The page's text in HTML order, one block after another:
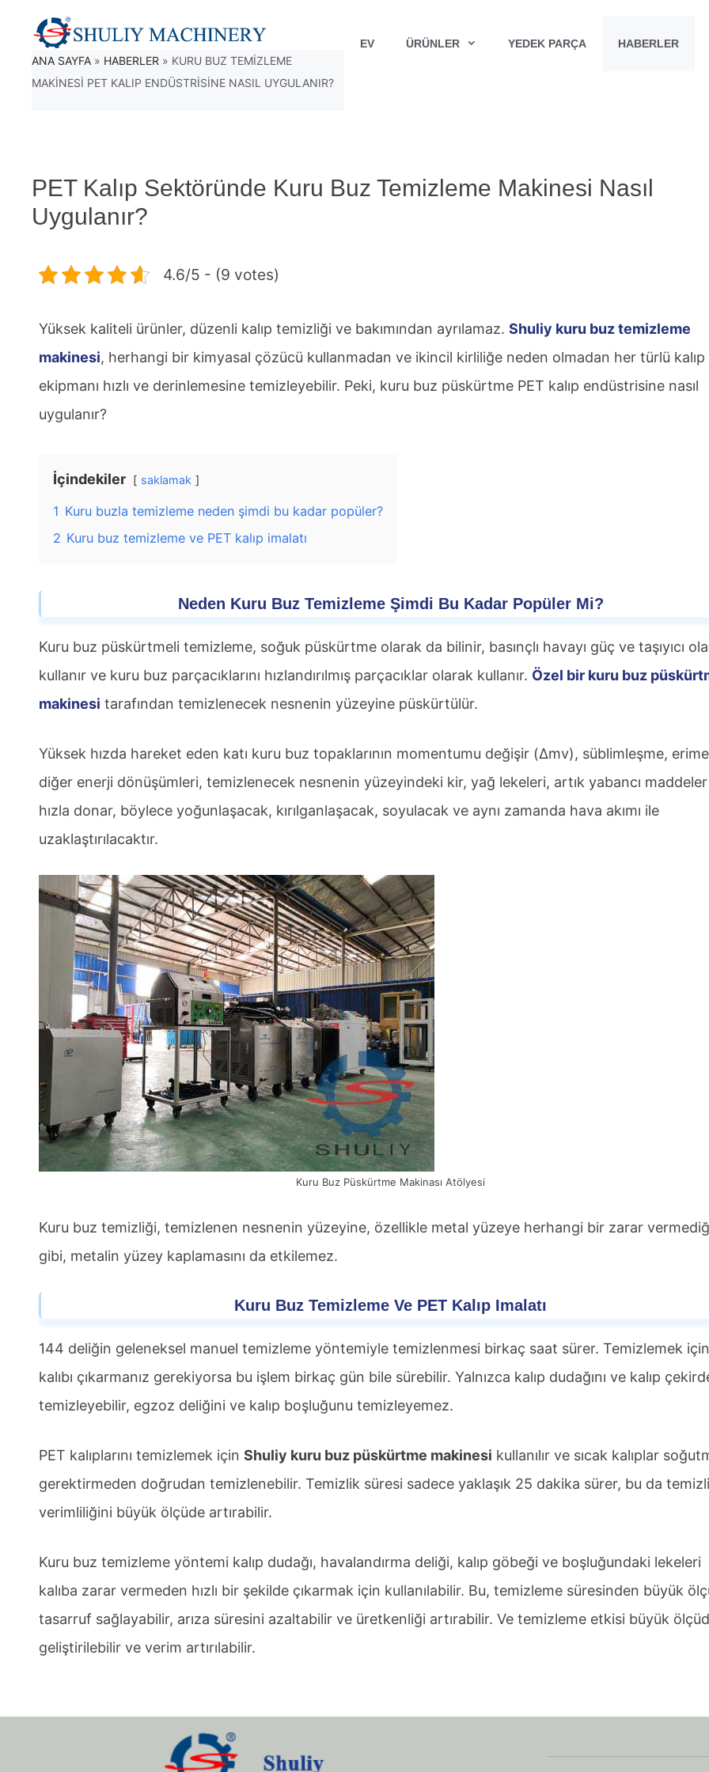
EV ÜRÜNLER YEDEK PARÇA HABERLER
ANA SAYFA » HABERLER » KURU BUZ TEMIZLEME
MAKINESI PET KALIP ENDÜSTRISINE NASIL UYGULANIR?
PET Kalıp Sektöründe Kuru Buz Temizleme Makinesi Nasıl
Uygulanır?
4.6/5 - (9 votes)
Yüksek kaliteli ürünler, düzenli kalıp temizliği ve bakımından ayrılamaz. Shuliy kuru buz temizleme
makinesi, herhangi bir kimyasal çözücü kullanmadan ve ikincil kirliliğe neden olmadan her türlü kalıp
ekipmanı hızlı ve derinlemesine temizleyebilir. Peki, kuru buz püskürtme PET kalıp endüstrisine nasıl
uygulanır?
İçindekiler saklamak
1 Kuru buzla temizleme neden şimdi bu kadar popüler?
2 Kuru buz temizleme ve PET kalıp imalatı
Neden Kuru Buz TemizlemeŞimdi Bu Kadar Popüler Mi?
Kuru buz püskürtmeli temizleme, soğuk püskürtme olarak da bilinir, basınçlı havayı güç ve taşıyıcı
kullanır ve kuru buz parçacıklarını hızlandırılmış parçacıklar olarak kullanır. Özel bir kuru buz
makinesi tarafından temizlenecek nesnenin yüzeyine püskürtülür.
Yüksek hızda hareket eden katı kuru buz topaklarının momentumu değişir (Δmv), süblimleşme,
diğer enerji dönüşümleri, temizlenecek nesnenin yüzeyindeki kir, yağ lekeleri, artık yabancı
hızla donar, böylece yoğunlaşacak, kırılganlaşacak, soyulacak ve aynı zamanda hava akımı ile
uzaklaştırılacaktır.
Kuru Buz Püskürtme Makinası Atölyesi
Kuru buz temizliği, temizlenen nesnenin yüzeyine, özellikle metal yüzeye herhangi bir zarar
gibi, metalin yüzey kaplamasını da etkilemez.
Kuru Buz Temizleme Ve PET Kalıp Imalatı
144 deliğin geleneksel manuel temizleme yöntemiyle temizlenmesi birkaç saat sürer. Temizlemek için
kalıbı çıkarmanız gerekiyorsa bu işlem birkaç gün bile sürebilir. Yalnızca kalıp dudağını ve kalıp
temizleyebilir, egzoz deliğini ve kalıp boşluğunu temizleyemez.
PET kalıplarını temizlemek için Shuliy kuru buz püskürtme makinesi kullanılır ve sıcak kalıplar
gerektirmeden doğrudan temizlenebilir. Temizlik süresi sadece yaklaşık 25 dakika sürer, bu da
verimliliğini büyük ölçüde artırabilir.
Kuru buz temizleme yöntemi kalıp dudağı, havalandırma deliği, kalıp göbeği ve boşluğundaki lekeleri
kalıba zarar vermeden hızlı bir şekilde çıkarmak için kullanılabilir. Bu, temizleme süresinden büyük
tasarruf sağlayabilir, arıza süresini azaltabilir ve üretkenliği artırabilir. Ve temizleme etkisi büyük
geliştirilebilir ve verim artırılabilir.